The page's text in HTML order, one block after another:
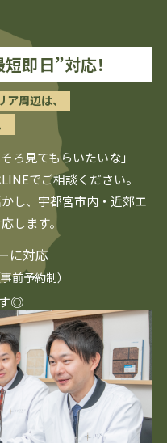
即日”対応！
周辺は、
ろ見てもらいたいな」
でご相談ください。
し、 宇都宮市内・近郊エ
します。
に対応
前予約制）
◎